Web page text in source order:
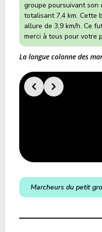
groupe poursuivant son
totalisant 7,4 km. Cette
allure de 3,9 km/h. Ce
merci à tous pour votre
La longue colonne des
Marcheurs du petit